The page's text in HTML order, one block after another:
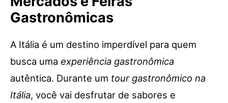
Gastronômicas
A Itália é um destino imperdível para quem
busca uma experiência gastronômica
autêntica. Durante um tour gastronômico na
Itália, você vai desfrutar de sabores e